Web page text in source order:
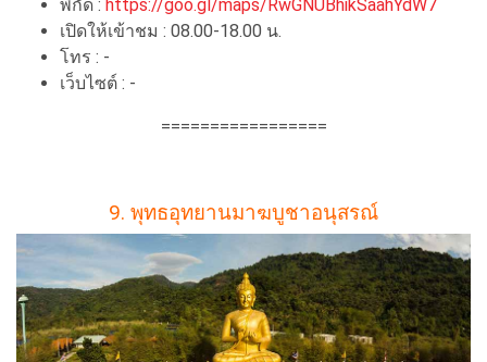
พิกัด : https://goo.gl/maps/RwGNUBhikSaahYdW7
เปิดให้เข้าชม : 08.00-18.00 น.
โทร : -
เว็บไซต์ : -
=================
9. พุทธอุทยานมาฆบูชาอนุสรณ์